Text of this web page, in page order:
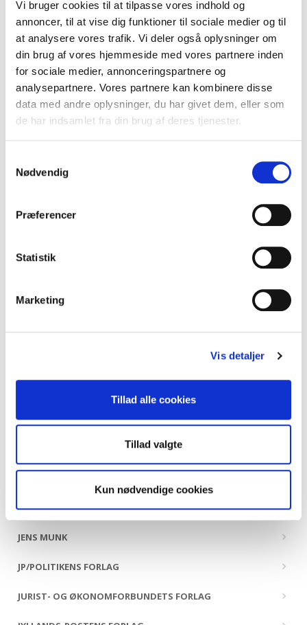
Vi bruger cookies til at tilpasse vores indhold og
annoncer, til at vise dig funktioner til sociale medier og til
at analysere vores trafik. Vi deler også oplysninger om
din brug af vores hjemmeside med vores partnere inden
for sociale medier, annonceringspartnere og
analysepartnere. Vores partnere kan kombinere disse
data med andre oplysninger, du har givet dem, eller som
de har indsamlet fra din brug af deres tjenester.
Nødvendig
Præferencer
Statistik
Marketing
Vis detaljer
Tillad alle cookies
Tillad valgte
Kun nødvendige cookies
FORLAGET SNEPRYD
FORLAGET SUPERLUX
FORLAGET TORNMOUNTAIN
GADS FORLAG
FORLAGET TYR
GLADIATOR
FORLAGET PLENUM (TIDL. GO FORLAG)
HAASE FORLAG
HANDELSHØJSKOLENS FORLAG
HOI FORLAG
INFORMATIONS FORLAG
JENS MUNK
JP/POLITIKENS FORLAG
JURIST- OG ØKONOMFORBUNDETS FORLAG